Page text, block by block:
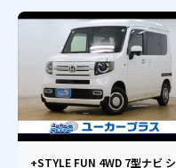
+STYLE FUN 4WD 7型ナビ シ